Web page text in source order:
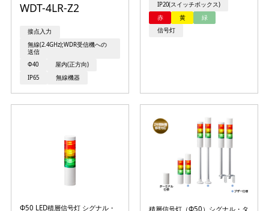
WDT-4LR-Z2
接点入力
無線(2.4GHz);WDR受信機への
送信
Φ40
屋内(正方向)
IP65
無線機器
IP20(スイッチボックス)
赤
黄
緑
信号灯
Φ50 LED積層信号灯 シグナル・
積層信号灯（Φ50）シグナル・タ